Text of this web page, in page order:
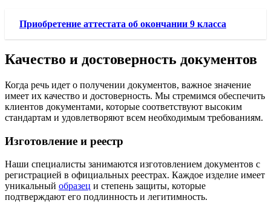
Приобретение аттестата об окончании 9 класса
Качество и достоверность документов
Когда речь идет о получении документов, важное значение
имеет их качество и достоверность. Мы стремимся обеспечить
клиентов документами, которые соответствуют высоким
стандартам и удовлетворяют всем необходимым требованиям.
Изготовление и реестр
Наши специалисты занимаются изготовлением документов с
регистрацией в официальных реестрах. Каждое изделие имеет
уникальный образец и степень защиты, которые
подтверждают его подлинность и легитимность.